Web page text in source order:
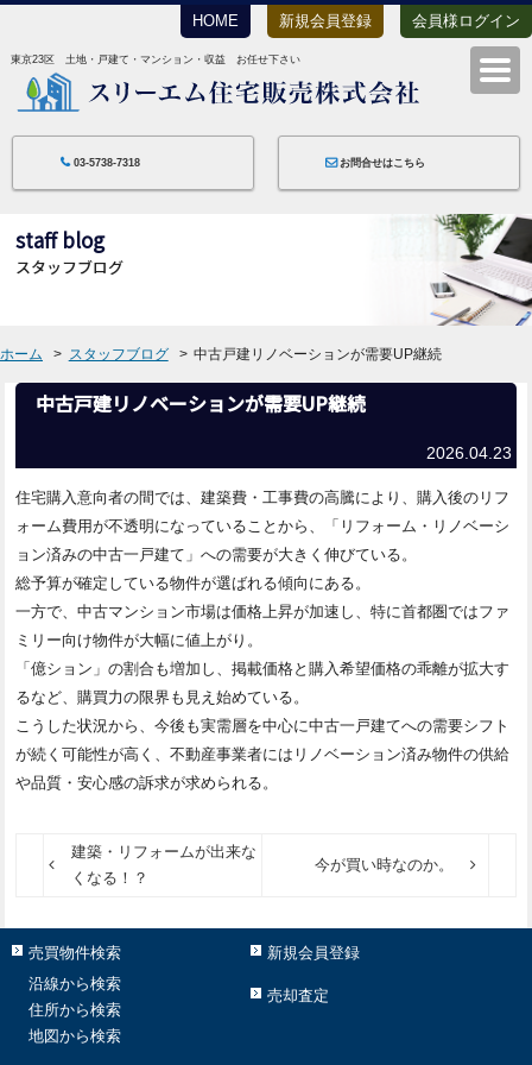
HOME 新規会員登録 会員様ログイン
東京23区 土地・戸建て・マンション・収益 お任せ下さい
03-5738-7318 お問合せはこちら
staff blog
スタッフブログ
ホーム スタッフブログ 中古戸建リノベーションが需要UP継続
中古戸建リノベーションが需要UP継続
2026.04.23
住宅購入意向者の間では、建築費・工事費の高騰により、購入後のリフ
ォーム費用が不透明になっていることから、「リフォーム・リノベーシ
ョン済みの中古一戸建て」への需要が大きく伸びている。
総予算が確定している物件が選ばれる傾向にある。
一方で、中古マンション市場は価格上昇が加速し、特に首都圏ではファ
ミリー向け物件が大幅に値上がり。
「億ション」の割合も増加し、掲載価格と購入希望価格の乖離が拡大す
るなど、購買力の限界も見え始めている。
こうした状況から、今後も実需層を中心に中古一戸建てへの需要シフト
が続く可能性が高く、不動産事業者にはリノベーション済み物件の供給
や品質・安心感の訴求が求められる。
建築・リフォームが出来な
くなる！？
今が買い時なのか。
売買物件検索
沿線から検索
住所から検索
地図から検索
新規会員登録
売却査定